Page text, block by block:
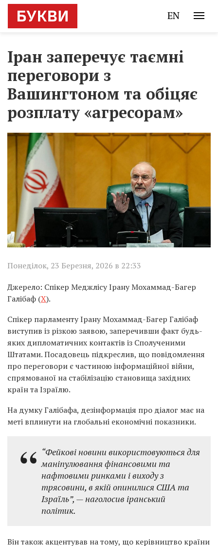
EN
Іран заперечує таємні
переговори з
Вашингтоном та обіцяє
розплату «агресорам»
Понеділок, 23 Березня, 2026 в 22:33
Джерело: Спікер Меджлісу Ірану Мохаммад-Багер
Галібаф (Х).
Спікер парламенту Ірану Мохаммад-Багер Галібаф
виступив із різкою заявою, заперечивши факт будь-
яких дипломатичних контактів із Сполученими
Штатами. Посадовець підкреслив, що повідомлення
про переговори є частиною інформаційної війни,
спрямованої на стабілізацію становища західних
країн та Ізраїлю.
На думку Галібафа, дезінформація про діалог має на
меті вплинути на глобальні економічні показники.
“Фейкові новини використовуються для
маніпулювання фінансовими та
нафтовими ринками і виходу з
трясовини, в якій опинилися США та
Ізраїль”, — наголосив іранський
політик.
Він також акцентував на тому, що керівництво країни